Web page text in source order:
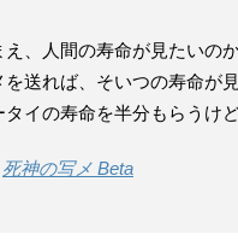
え、人間の寿命が見たいの
を送れば、そいつの寿命が見
タイの寿命を半分もらうけど
死神の写メ Beta